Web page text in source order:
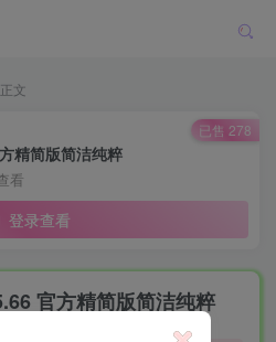
正文
精简版简洁纯粹
看
登录查看
已售 278
官方精简版简洁纯粹